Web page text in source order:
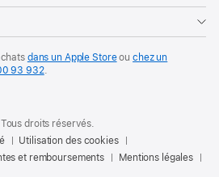
dans un Apple Storeouchez un
93 932.
droits réservés.
Utilisation des cookies
et remboursements
Mentions légales